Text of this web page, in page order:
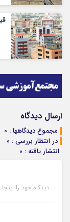
ارسال دیدگاه
مجموع دیدگاهها : 0
در انتظار بررسی : 0
انتشار یافته : 0
دیدگاه خود را